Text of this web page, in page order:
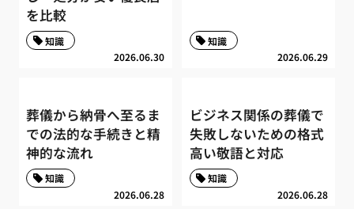
を比較
2026.06.30
知識
2026.06.29
知識
葬儀から納骨へ至るま
での法的な手続きと精
神的な流れ
2026.06.28
知識
ビジネス関係の葬儀で
失敗しないための格式
高い敬語と対応
2026.06.28
知識